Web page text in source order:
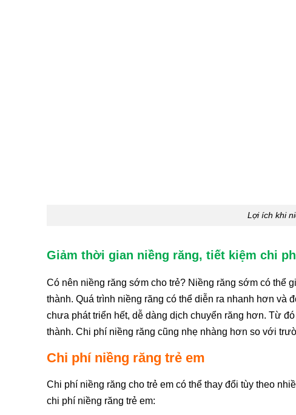
Lợi ích khi
Giảm thời gian niềng răng, tiết kiệm chi
Có nên niềng răng sớm cho trẻ? Niềng răng sớm có thể
thành. Quá trình niềng răng có thể diễn ra nhanh hơn
chưa phát triển hết, dễ dàng dịch chuyển răng hơn. Từ
thành. Chi phí niềng răng cũng nhẹ nhàng hơn so với
Chi phí niềng răng trẻ em
Chi phí niềng răng cho trẻ em có thể thay đổi tùy theo
chi phí niềng răng trẻ em: